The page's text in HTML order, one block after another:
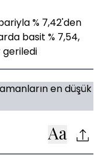
% 7,42'den
basit % 7,54,
geriledi